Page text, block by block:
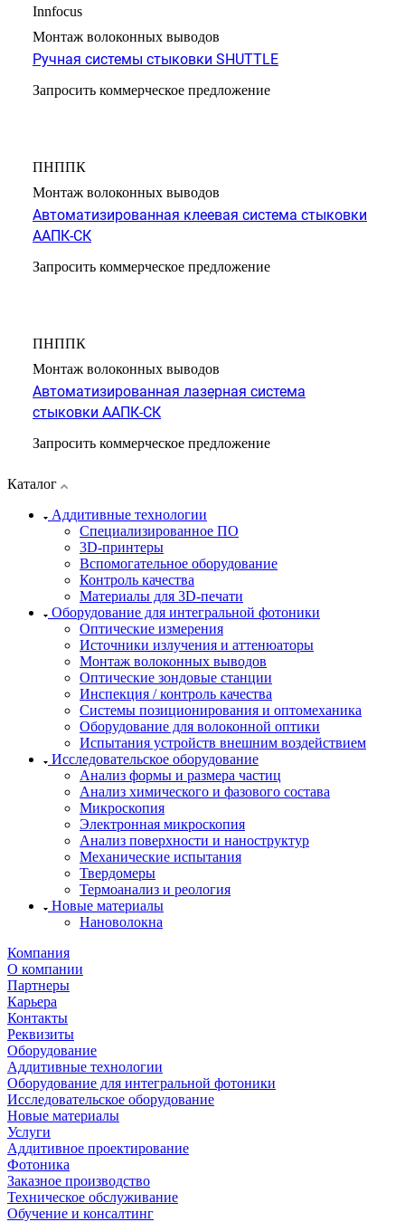
Innfocus
Монтаж волоконных выводов
Ручная системы стыковки SHUTTLE
Запросить коммерческое предложение
ПНППК
Монтаж волоконных выводов
Автоматизированная клеевая система стыковки
ААПК-СК
Запросить коммерческое предложение
ПНППК
Монтаж волоконных выводов
Автоматизированная лазерная система
стыковки ААПК-СК
Запросить коммерческое предложение
Каталог
Аддитивные технологии
Специализированное ПО
3D-принтеры
Вспомогательное оборудование
Контроль качества
Материалы для 3D-печати
Оборудование для интегральной фотоники
Оптические измерения
Источники излучения и аттенюаторы
Монтаж волоконных выводов
Оптические зондовые станции
Инспекция / контроль качества
Системы позиционирования и оптомеханика
Оборудование для волоконной оптики
Испытания устройств внешним воздействием
Исследовательское оборудование
Анализ формы и размера частиц
Анализ химического и фазового состава
Микроскопия
Электронная микроскопия
Анализ поверхности и наноструктур
Механические испытания
Твердомеры
Термоанализ и реология
Новые материалы
Нановолокна
Компания
О компании
Партнеры
Карьера
Контакты
Реквизиты
Оборудование
Аддитивные технологии
Оборудование для интегральной фотоники
Исследовательское оборудование
Новые материалы
Услуги
Аддитивное проектирование
Фотоника
Заказное производство
Техническое обслуживание
Обучение и консалтинг